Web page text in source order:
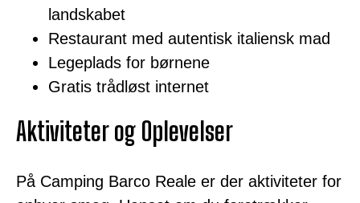
landskabet
Restaurant med autentisk italiensk mad
Legeplads for børnene
Gratis trådløst internet
Aktiviteter og Oplevelser
På Camping Barco Reale er der aktiviteter for